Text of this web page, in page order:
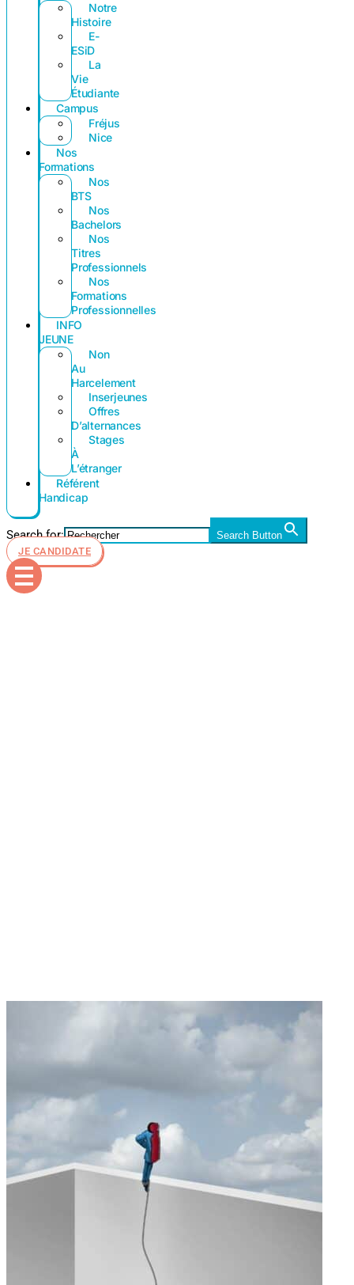
Notre
Histoire
E-
ESiD
La
Vie
Étudiante
Campus
Fréjus
Nice
Nos
Formations
Nos
BTS
Nos
Bachelors
Nos
Titres
Professionnels
Nos
Formations
Professionnelles
INFO
JEUNE
Non
Au
Harcelement
Inserjeunes
Offres
D’alternances
Stages
À
L’étranger
Référent
Handicap
Search for:
Search Button
JE CANDIDATE